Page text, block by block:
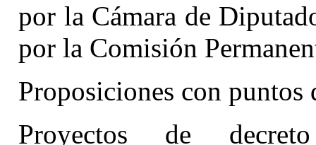
por la Cámara de
por la Comisión
Proposiciones con puntos
Proyectos de